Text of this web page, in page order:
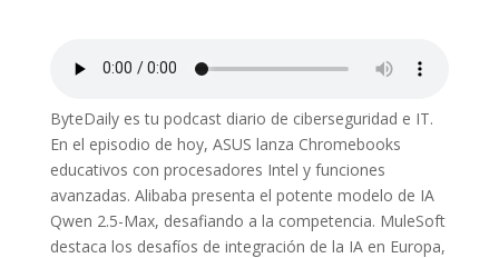
ByteDaily es tu podcast diario de ciberseguridad e IT.
En el episodio de hoy, ASUS lanza Chromebooks
educativos con procesadores Intel y funciones
avanzadas. Alibaba presenta el potente modelo de IA
Qwen 2.5-Max, desafiando a la competencia. MuleSoft
destaca los desafíos de integración de la IA en Europa,